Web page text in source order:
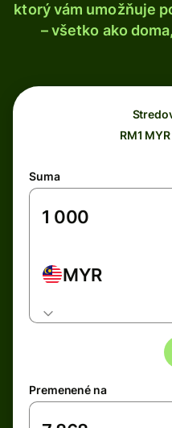
ktorý vám umožňuje
– všetko ako
RM1
Suma
MYR
Premenené na